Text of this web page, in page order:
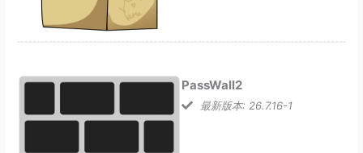
PassWall2
最新版本: 26.7.16-1